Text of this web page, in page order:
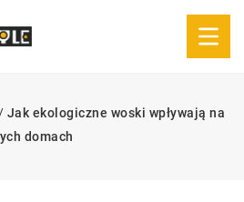
/ Jak ekologiczne woski wpływają na
domach